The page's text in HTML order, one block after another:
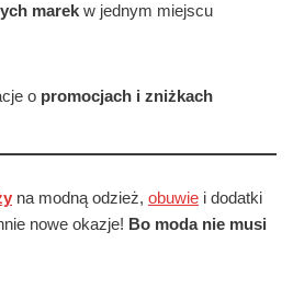
marek w jednym miejscu
o promocjach i zniżkach
na modną odzież, obuwie i dodatki
nowe okazje! Bo moda nie musi